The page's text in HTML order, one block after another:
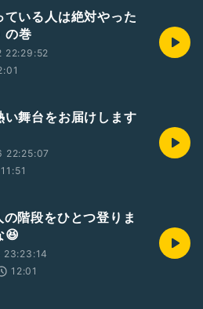
いる人は絶対やった
の巻
22:29:52
舞台をお届けします
22:25:07
11:51
階段をひとつ登りま
😆
12:01